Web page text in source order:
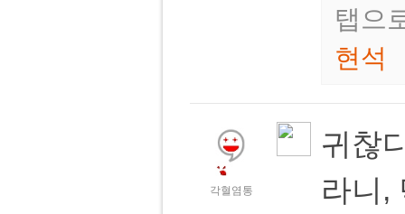
탭으
현석
각혈염통
귀찮
라니,